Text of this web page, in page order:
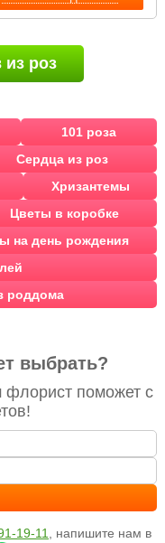
из роз
101 роза
Сердца из роз
Хризантемы
Цветы в коробке
на день рождения
роддома
выбрать?
флорист поможет с
19-11
, напишите нам в